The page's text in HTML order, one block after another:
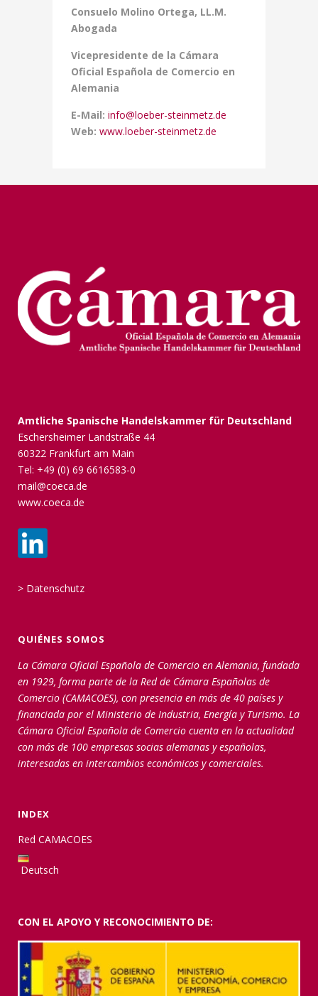
Consuelo Molino Ortega, LL.M.
Abogada
Vicepresidente de la Cámara
Oficial Española de Comercio en
Alemania
E-Mail: info@loeber-steinmetz.de
Web: www.loeber-steinmetz.de
Amtliche Spanische Handelskammer für Deutschland
Eschersheimer Landstraße 44
60322 Frankfurt am Main
Tel: +49 (0) 69 6616583-0
mail@coeca.de
www.coeca.de
> Datenschutz
QUIÉNES SOMOS
La Cámara Oficial Española de Comercio en Alemania, fundada
en 1929, forma parte de la Red de Cámara Españolas de
Comercio (CAMACOES), con presencia en más de 40 países y
financiada por el Ministerio de Industria, Energía y Turismo. La
Cámara Oficial Española de Comercio cuenta en la actualidad
con más de 100 empresas socias alemanas y españolas,
interesadas en intercambios económicos y comerciales.
INDEX
Red CAMACOES
Deutsch
CON EL APOYO Y RECONOCIMIENTO DE: